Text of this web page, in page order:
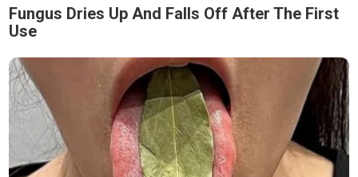
Fungus Dries Up And Falls Off After The First
Use